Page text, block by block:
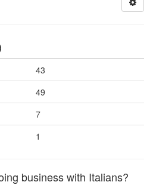
43
49
7
1
business with Italians?